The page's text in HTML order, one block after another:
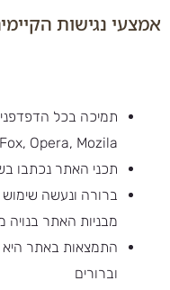
אמצעי נגישות
Opera, Mozila).
תכני האתר נכתבו
ברורה ונעשה שימוש
מבניות האתר בנויה
התמצאות באתר היא
וברורים